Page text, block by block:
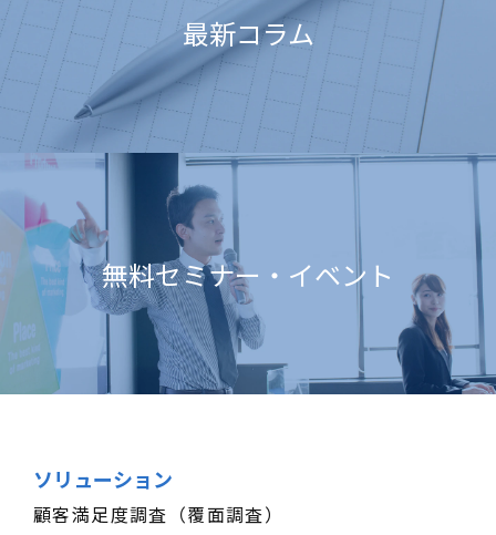
最新コラム
無料セミナー・イベント
ソリューション
顧客満足度調査（覆面調査）